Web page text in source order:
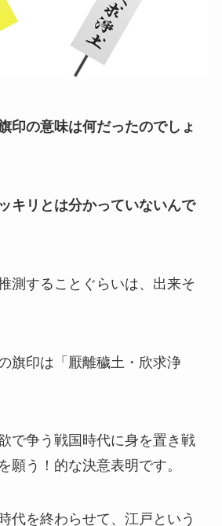
印の意味は何だったのでしょ
キリとは分かっていないんで
測することぐらいは、出来そ
旗印は「厭離穢土・欣求浄
で争う戦国時代に身を置き戦
願う！的な決意表明です。
代を終わらせて、江戸という